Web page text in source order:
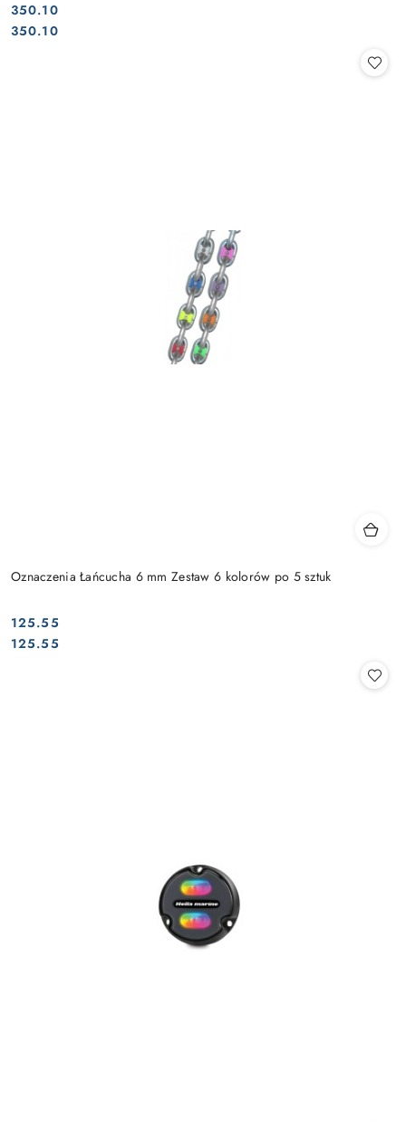
Cena:
350.10
Cena:
350.10
Oznaczenia Łańcucha 6 mm Zestaw 6 kolorów po 5 sztuk
Cena:
125.55
Cena:
125.55